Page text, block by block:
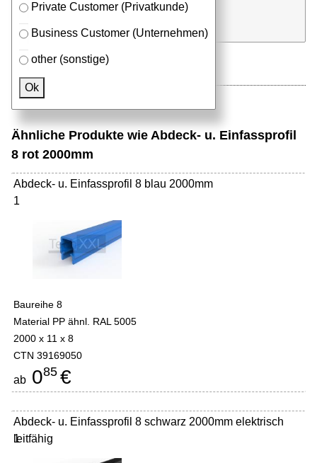
Private Customer (Privatkunde)
Business Customer (Unternehmen)
other (sonstige)
Ok
Ähnliche Produkte wie Abdeck- u. Einfassprofil
8 rot 2000mm
Abdeck- u. Einfassprofil 8 blau 2000mm
1
Baureihe 8
Material PP ähnl. RAL 5005
2000 x 11 x 8
CTN 39169050
ab 085 €
Abdeck- u. Einfassprofil 8 schwarz 2000mm elektrisch
leitfähig
1